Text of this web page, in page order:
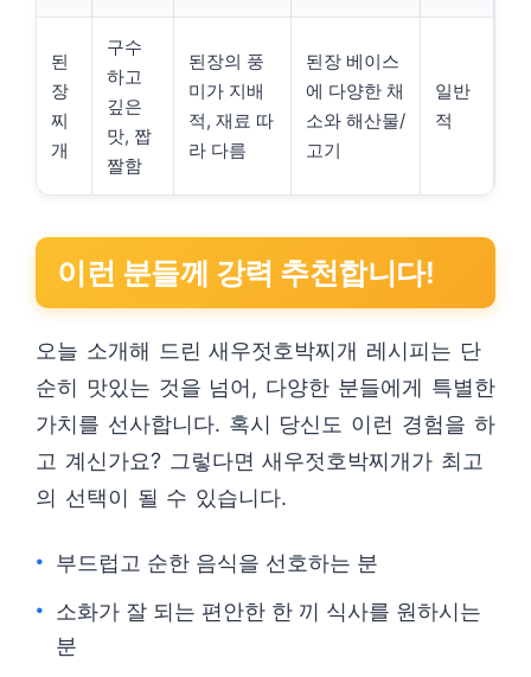
된
장
찌
개
구수
하고
깊은
맛, 짭
짤함
된장의 풍
미가 지배
적, 재료 따
라 다름
된장 베이스
에 다양한 채
소와 해산물/
고기
일반
적
이런 분들께 강력 추천합니다!
오늘 소개해 드린 새우젓호박찌개 레시피는 단
순히 맛있는 것을 넘어, 다양한 분들에게 특별한
가치를 선사합니다. 혹시 당신도 이런 경험을 하
고 계신가요? 그렇다면 새우젓호박찌개가 최고
의 선택이 될 수 있습니다.
부드럽고 순한 음식을 선호하는 분
소화가 잘 되는 편안한 한 끼 식사를 원하시는
분